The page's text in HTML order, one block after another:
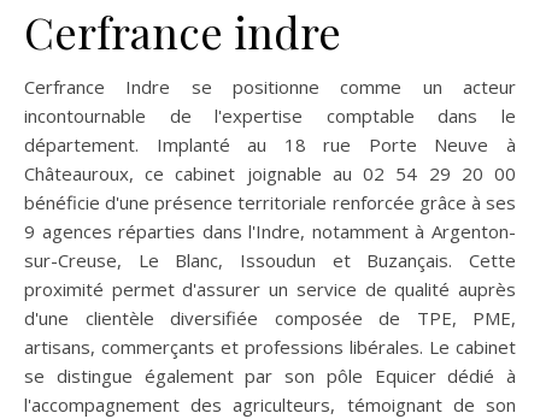
Cerfrance indre
Cerfrance Indre se positionne comme un acteur
incontournable de l'expertise comptable dans le
département. Implanté au 18 rue Porte Neuve à
Châteauroux, ce cabinet joignable au 02 54 29 20 00
bénéficie d'une présence territoriale renforcée grâce à ses
9 agences réparties dans l'Indre, notamment à Argenton-
sur-Creuse, Le Blanc, Issoudun et Buzançais. Cette
proximité permet d'assurer un service de qualité auprès
d'une clientèle diversifiée composée de TPE, PME,
artisans, commerçants et professions libérales. Le cabinet
se distingue également par son pôle Equicer dédié à
l'accompagnement des agriculteurs, témoignant de son